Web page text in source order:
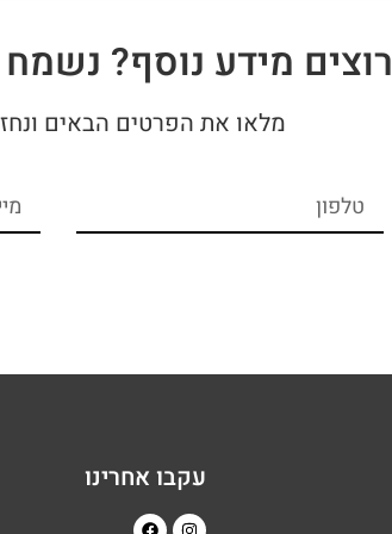
רוצים מידע נוסף?
מלאו את הפרטים הבאים
עקבו אחרינו